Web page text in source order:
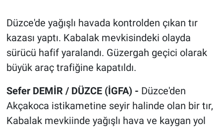
Düzce'de yağışlı havada kontrolden çıkan tır
kazası yaptı. Kabalak mevkisindeki olayda
sürücü hafif yaralandı. Güzergah geçici olarak
büyük araç trafiğine kapatıldı.
Sefer DEMİR / DÜZCE (İGFA) - Düzce'den
Akçakoca istikametine seyir halinde olan bir tır,
Kabalak mevkiinde yağışlı hava ve kaygan yol